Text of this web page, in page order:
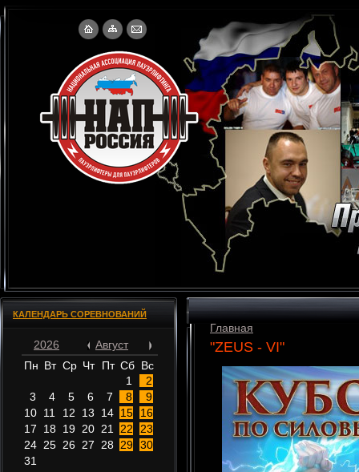
КАЛЕНДАРЬ СОРЕВНОВАНИЙ
2026
Август
Пн Вт Ср Чт Пт Сб Вс
1
2
3
4 5 6 7 8
9
10 11 12 13 14 15
16
17
18 19 20 21 22
23
24 25 26 27 28 29 30
31
Главная
"ZEUS - VI"